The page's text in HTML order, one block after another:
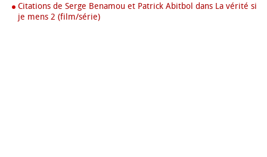
Citations de Serge Benamou et Patrick Abitbol dans La vérité si
je mens 2 (film/série)